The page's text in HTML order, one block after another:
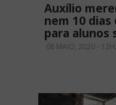
Auxílio
nem 10
para alunos
08 MAIO, 2020 -